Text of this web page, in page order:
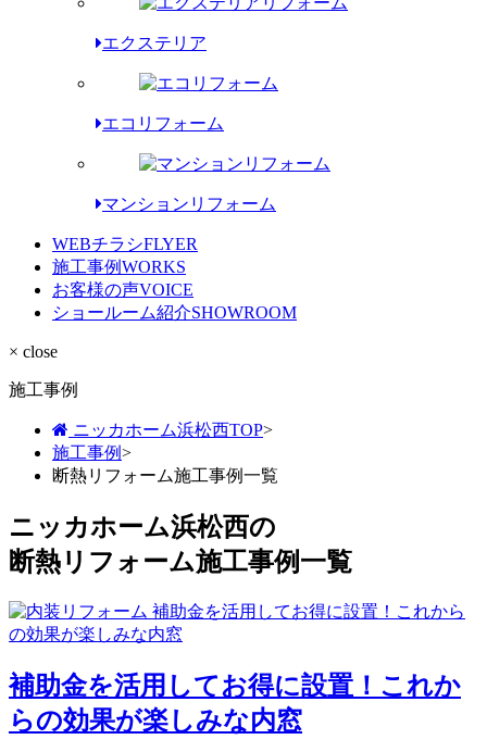
エクステリア
エコリフォーム
マンションリフォーム
WEBチラシFLYER
施工事例WORKS
お客様の声VOICE
ショールーム紹介SHOWROOM
× close
施工事例
ニッカホーム浜松西TOP>
施工事例>
断熱リフォーム施工事例一覧
ニッカホーム浜松西の
断熱リフォーム施工事例一覧
補助金を活用してお得に設置！これか
らの効果が楽しみな内窓